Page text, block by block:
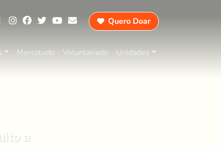
Quero Doar
Mercatudo Voluntariado Unidades
a